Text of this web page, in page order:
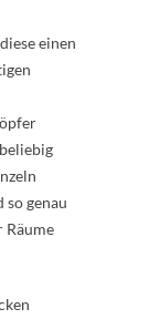
einen
so genau
Räume